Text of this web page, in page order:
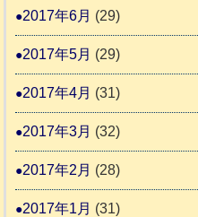
2017年6月 (29)
2017年5月 (29)
2017年4月 (31)
2017年3月 (32)
2017年2月 (28)
2017年1月 (31)